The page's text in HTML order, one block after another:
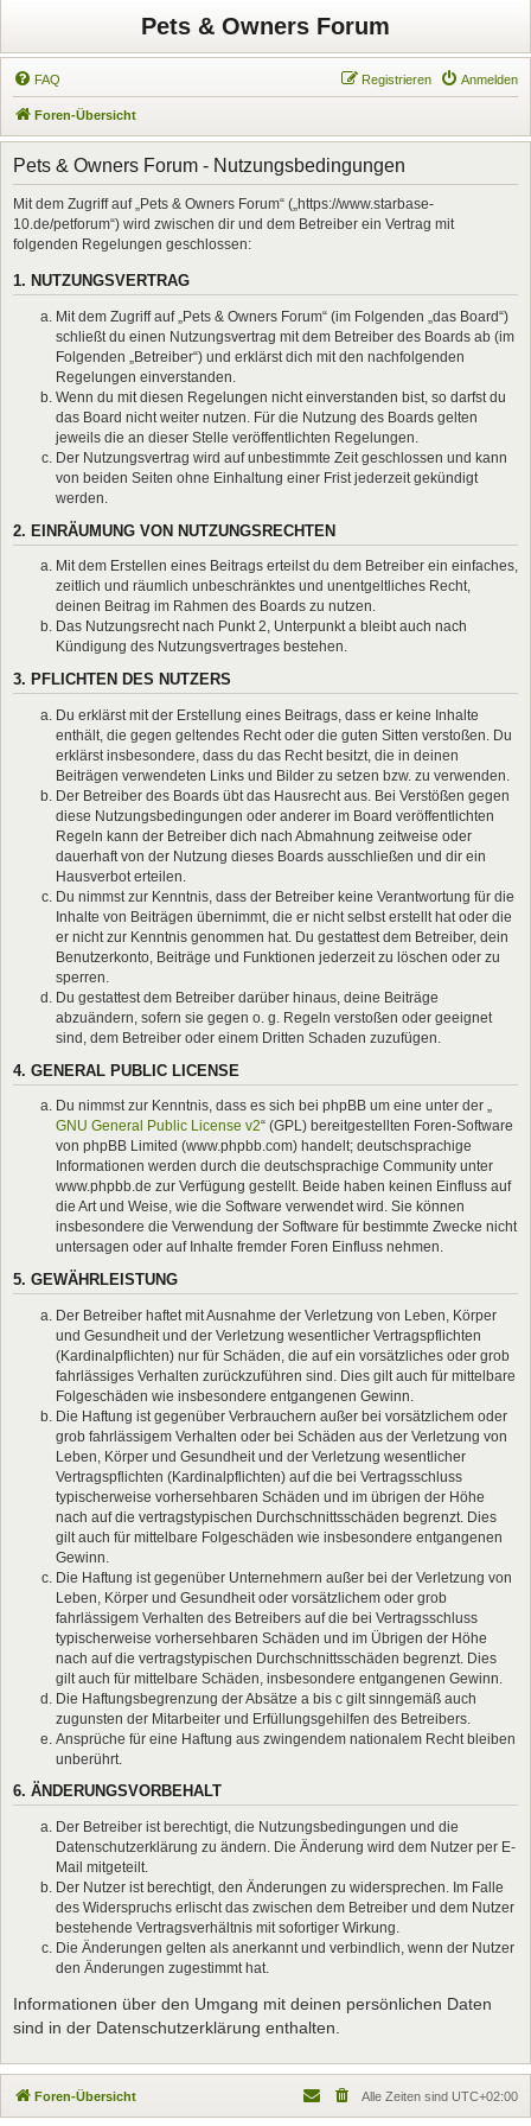
Pets & Owners Forum
FAQ Anmelden
Registrieren
Foren-Übersicht
Pets & Owners Forum - Nutzungsbedingungen
Mit dem Zugriff auf „Pets & Owners Forum“ („https://www.starbase-
10.de/petforum“) wird zwischen dir und dem Betreiber ein Vertrag mit
folgenden Regelungen geschlossen:
1. NUTZUNGSVERTRAG
Mit dem Zugriff auf „Pets & Owners Forum“ (im Folgenden „das Board“)
schließt du einen Nutzungsvertrag mit dem Betreiber des Boards ab (im
Folgenden „Betreiber“) und erklärst dich mit den nachfolgenden
Regelungen einverstanden.
Wenn du mit diesen Regelungen nicht einverstanden bist, so darfst du
das Board nicht weiter nutzen. Für die Nutzung des Boards gelten
jeweils die an dieser Stelle veröffentlichten Regelungen.
Der Nutzungsvertrag wird auf unbestimmte Zeit geschlossen und kann
von beiden Seiten ohne Einhaltung einer Frist jederzeit gekündigt
werden.
2. EINRÄUMUNG VON NUTZUNGSRECHTEN
Mit dem Erstellen eines Beitrags erteilst du dem Betreiber ein einfaches,
zeitlich und räumlich unbeschränktes und unentgeltliches Recht,
deinen Beitrag im Rahmen des Boards zu nutzen.
Das Nutzungsrecht nach Punkt 2, Unterpunkt a bleibt auch nach
Kündigung des Nutzungsvertrages bestehen.
3. PFLICHTEN DES NUTZERS
Du erklärst mit der Erstellung eines Beitrags, dass er keine Inhalte
enthält, die gegen geltendes Recht oder die guten Sitten verstoßen. Du
erklärst insbesondere, dass du das Recht besitzt, die in deinen
Beiträgen verwendeten Links und Bilder zu setzen bzw. zu verwenden.
Der Betreiber des Boards übt das Hausrecht aus. Bei Verstößen gegen
diese Nutzungsbedingungen oder anderer im Board veröffentlichten
Regeln kann der Betreiber dich nach Abmahnung zeitweise oder
dauerhaft von der Nutzung dieses Boards ausschließen und dir ein
Hausverbot erteilen.
Du nimmst zur Kenntnis, dass der Betreiber keine Verantwortung für die
Inhalte von Beiträgen übernimmt, die er nicht selbst erstellt hat oder die
er nicht zur Kenntnis genommen hat. Du gestattest dem Betreiber, dein
Benutzerkonto, Beiträge und Funktionen jederzeit zu löschen oder zu
sperren.
Du gestattest dem Betreiber darüber hinaus, deine Beiträge
abzuändern, sofern sie gegen o. g. Regeln verstoßen oder geeignet
sind, dem Betreiber oder einem Dritten Schaden zuzufügen.
4. GENERAL PUBLIC LICENSE
Du nimmst zur Kenntnis, dass es sich bei phpBB um eine unter der „
GNU General Public License v2“ (GPL) bereitgestellten Foren-Software
von phpBB Limited (www.phpbb.com) handelt; deutschsprachige
Informationen werden durch die deutschsprachige Community unter
www.phpbb.de zur Verfügung gestellt. Beide haben keinen Einfluss auf
die Art und Weise, wie die Software verwendet wird. Sie können
insbesondere die Verwendung der Software für bestimmte Zwecke nicht
untersagen oder auf Inhalte fremder Foren Einfluss nehmen.
5. GEWÄHRLEISTUNG
Der Betreiber haftet mit Ausnahme der Verletzung von Leben, Körper
und Gesundheit und der Verletzung wesentlicher Vertragspflichten
(Kardinalpflichten) nur für Schäden, die auf ein vorsätzliches oder grob
fahrlässiges Verhalten zurückzuführen sind. Dies gilt auch für mittelbare
Folgeschäden wie insbesondere entgangenen Gewinn.
Die Haftung ist gegenüber Verbrauchern außer bei vorsätzlichem oder
grob fahrlässigem Verhalten oder bei Schäden aus der Verletzung von
Leben, Körper und Gesundheit und der Verletzung wesentlicher
Vertragspflichten (Kardinalpflichten) auf die bei Vertragsschluss
typischerweise vorhersehbaren Schäden und im übrigen der Höhe
nach auf die vertragstypischen Durchschnittsschäden begrenzt. Dies
gilt auch für mittelbare Folgeschäden wie insbesondere entgangenen
Gewinn.
Die Haftung ist gegenüber Unternehmern außer bei der Verletzung von
Leben, Körper und Gesundheit oder vorsätzlichem oder grob
fahrlässigem Verhalten des Betreibers auf die bei Vertragsschluss
typischerweise vorhersehbaren Schäden und im Übrigen der Höhe
nach auf die vertragstypischen Durchschnittsschäden begrenzt. Dies
gilt auch für mittelbare Schäden, insbesondere entgangenen Gewinn.
Die Haftungsbegrenzung der Absätze a bis c gilt sinngemäß auch
zugunsten der Mitarbeiter und Erfüllungsgehilfen des Betreibers.
Ansprüche für eine Haftung aus zwingendem nationalem Recht bleiben
unberührt.
6. ÄNDERUNGSVORBEHALT
Der Betreiber ist berechtigt, die Nutzungsbedingungen und die
Datenschutzerklärung zu ändern. Die Änderung wird dem Nutzer per E-
Mail mitgeteilt.
Der Nutzer ist berechtigt, den Änderungen zu widersprechen. Im Falle
des Widerspruchs erlischt das zwischen dem Betreiber und dem Nutzer
bestehende Vertragsverhältnis mit sofortiger Wirkung.
Die Änderungen gelten als anerkannt und verbindlich, wenn der Nutzer
den Änderungen zugestimmt hat.
Informationen über den Umgang mit deinen persönlichen Daten
sind in der Datenschutzerklärung enthalten.
Foren-Übersicht Alle Zeiten sind UTC+02:00